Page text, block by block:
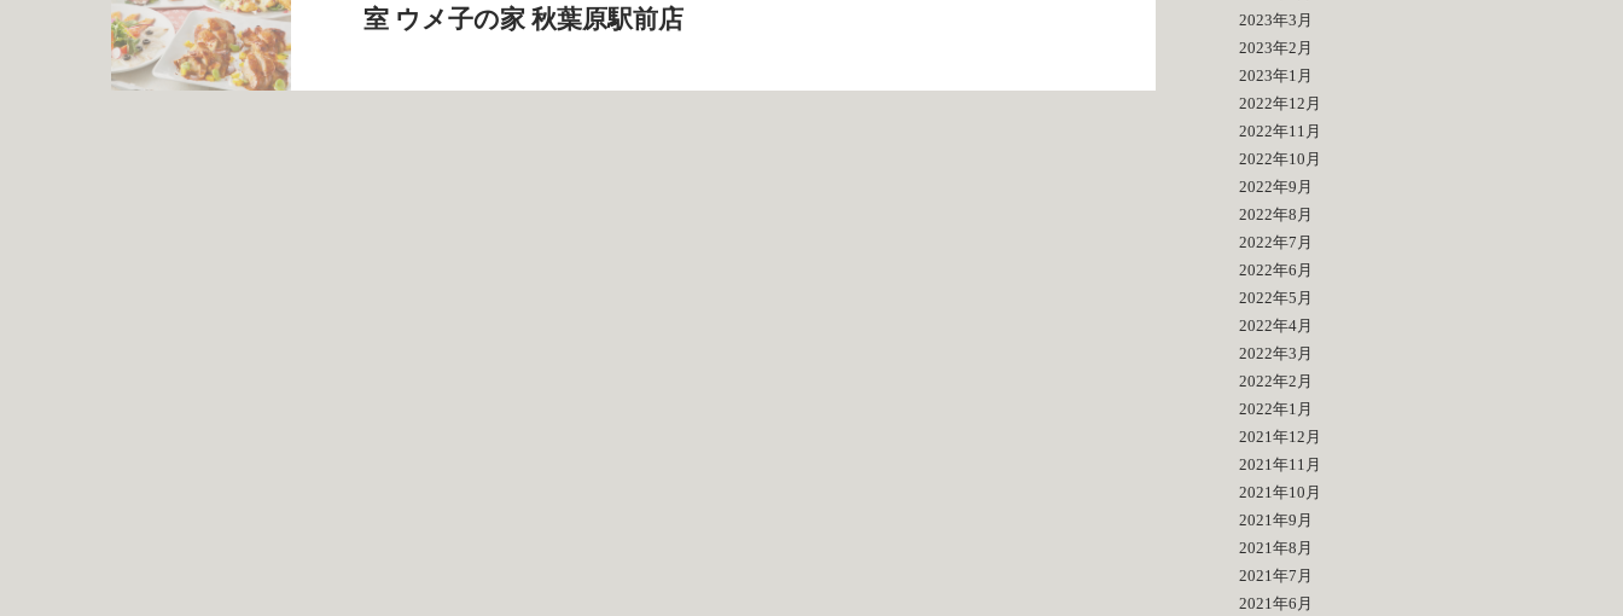
室 ウメ子の家 秋葉原駅前店
2023年3月
2023年2月
2023年1月
2022年12月
2022年11月
2022年10月
2022年9月
2022年8月
2022年7月
2022年6月
2022年5月
2022年4月
2022年3月
2022年2月
2022年1月
2021年12月
2021年11月
2021年10月
2021年9月
2021年8月
2021年7月
2021年6月